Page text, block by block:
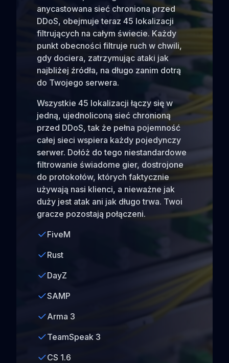
anycastowana sieć chroniona przed
DDoS, obejmuje teraz 45 lokalizacji
filtrujących na całym świecie. Każdy
punkt obecności filtruje ruch w chwili,
gdy dociera, zatrzymując ataki jak
najbliżej źródła, na długo zanim dotrą
do Twojego serwera.
Wszystkie 45 lokalizacji łączy się w
jedną, ujednoliconą sieć chronioną
przed DDoS, tak że pełna pojemność
całej sieci wspiera każdy pojedynczy
serwer. Dołóż do tego niestandardowe
filtrowanie świadome gier, dostrojone
do protokołów, których faktycznie
używają nasi klienci, a nieważne jak
duży jest atak ani jak długo trwa. Twoi
gracze pozostają połączeni.
FiveM
Rust
DayZ
SAMP
Arma 3
TeamSpeak 3
CS 1.6